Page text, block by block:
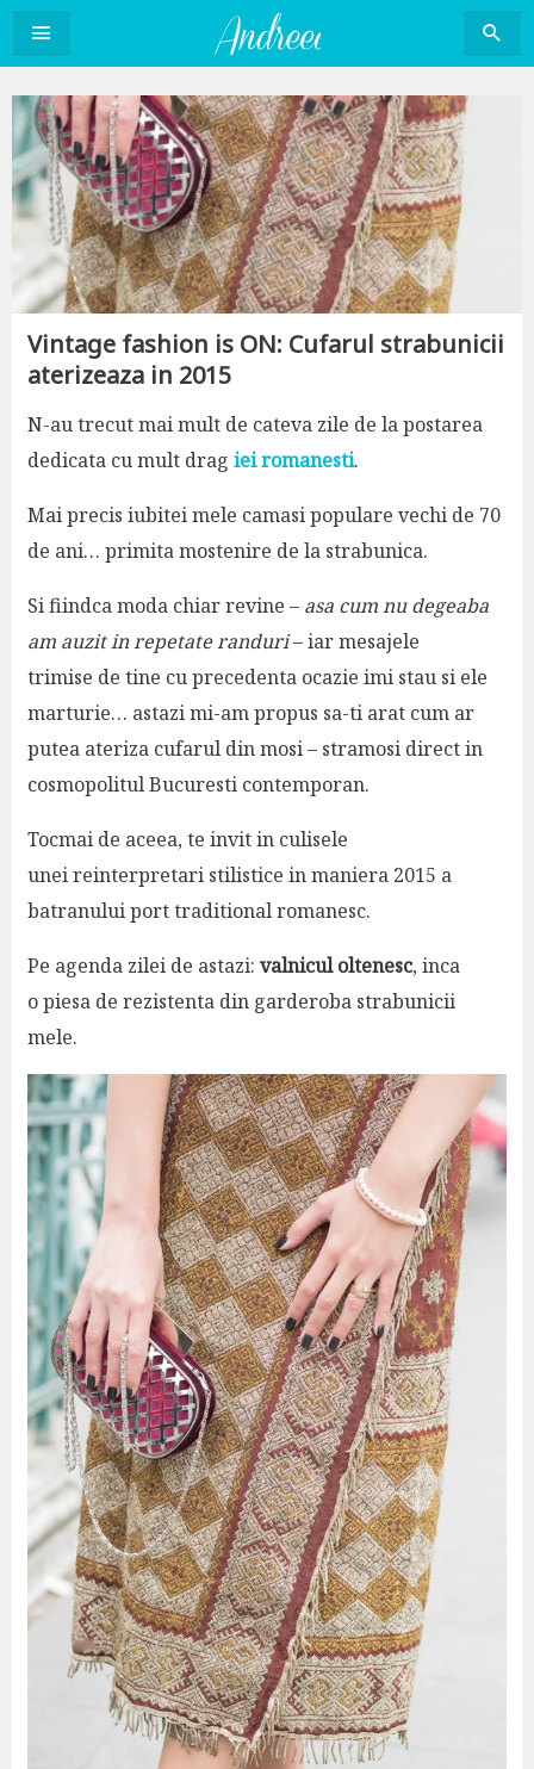
Sari
conținut
Vintage fashion is ON: Cufarul strabunicii
aterizeaza in 2015
N-au trecut mai mult de cateva zile de la postarea
dedicata cu mult drag iei romanesti.
Mai precis iubitei mele camasi populare vechi de 70
de ani… primita mostenire de la strabunica.
Si fiindca moda chiar revine – asa cum nu degeaba
am auzit in repetate randuri– iar mesajele
trimise de tine cu precedenta ocazie imi stau si ele
marturie… astazi mi-am propus sa-ti arat cum ar
putea ateriza cufarul din mosi – stramosi direct in
cosmopolitul Bucuresti contemporan.
Tocmai de aceea, te invit in culisele
unei reinterpretari stilistice in maniera 2015 a
batranului port traditional romanesc.
Pe agenda zilei de astazi: valnicul oltenesc, inca
o piesa de rezistenta din garderoba strabunicii
mele.